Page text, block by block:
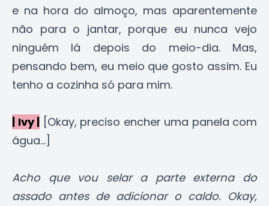
e na hora do almoço, mas aparentemente
não para o jantar, porque eu nunca vejo
ninguém lá depois do meio-dia. Mas,
pensando bem, eu meio que gosto assim. Eu
tenho a cozinha só para mim.
| Ivy | [Okay, preciso encher uma panela com
água...]
Acho que vou selar a parte externa do
assado antes de adicionar o caldo. Okay,